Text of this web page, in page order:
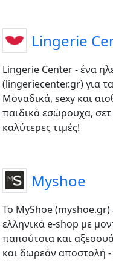
Lingerie
Lingerie Center - ένα
(lingeriecenter.gr) για
Μοναδικά, sexy και
παιδικά εσώρουχα,
καλύτερες τιμές!
Myshoe
Το MyShoe (myshoe.gr)
ελληνικά e-shop με
παπούτσια και
και δωρεάν αποστολή